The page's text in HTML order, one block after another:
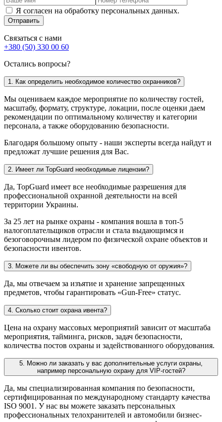
Я согласен на обработку персональных данных.
Отправить
Связаться с нами
+380 (50) 330 00 60
Остались вопросы?
1. Как определить необходимое количество охранников?
Мы оцениваем каждое мероприятие по количеству гостей,
масштабу, формату, структуре, локации, после оценки даем
рекомендации по оптимальному количеству и категории
персонала, а также оборудованию безопасности.
Благодаря большому опыту - наши эксперты всегда найдут и
предложат лучшие решения для Вас.
2. Имеет ли TopGuard необходимые лицензии?
Да, TopGuard имеет все необходимые разрешения для
профессиональной охранной деятельности на всей
территории Украины.
За 25 лет на рынке охраны - компания вошла в топ-5
налогоплательщиков отрасли и стала выдающимся и
безоговорочным лидером по физической охране объектов и
безопасности ивентов.
3. Можете ли вы обеспечить зону «свободную от оружия»?
Да, мы отвечаем за изъятие и хранение запрещенных
предметов, чтобы гарантировать «Gun-Free» статус.
4. Сколько стоит охрана ивента?
Цена на охрану массовых мероприятий зависит от масштаба
мероприятия, тайминга, рисков, задач безопасности,
количества постов охраны и задействованного оборудования.
5. Можно ли заказать у вас дополнительные услуги охраны,
например персональную охрану для VIP-гостей?
Да, мы специализированная компания по безопасности,
сертифицированная по международному стандарту качества
ISO 9001. У нас вы можете заказать персональных
профессиональных телохранителей и автомобили бизнес-